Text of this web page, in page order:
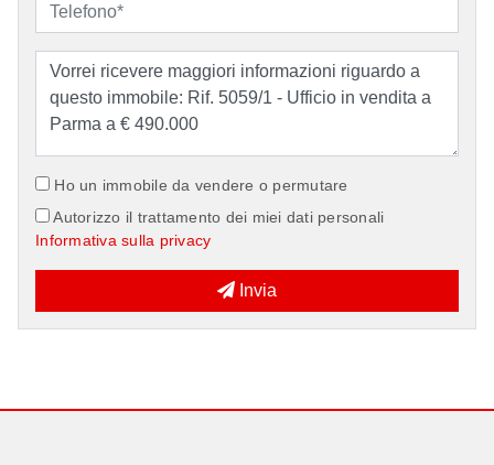
Ho un immobile da vendere o permutare
Autorizzo il trattamento dei miei dati personali
Informativa sulla privacy
Invia